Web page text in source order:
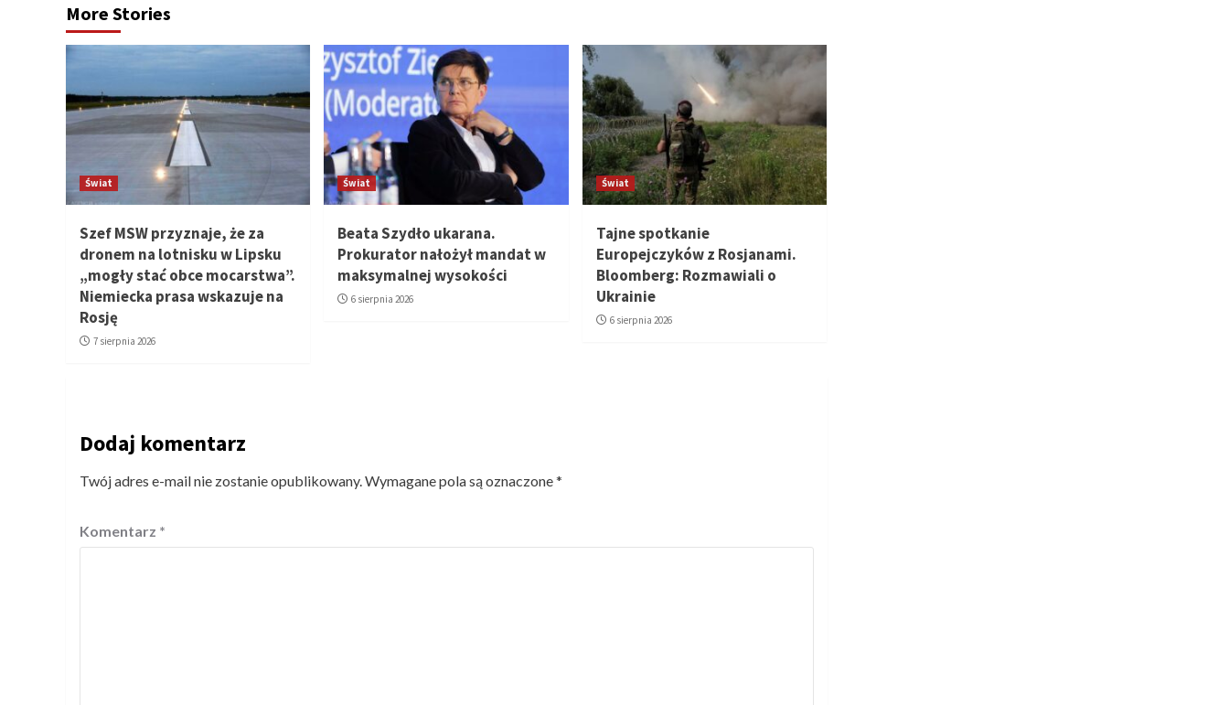
More Stories
Świat
Szef MSW przyznaje, że za
dronem na lotnisku w Lipsku
„mogły stać obce mocarstwa”.
Niemiecka prasa wskazuje na
Rosję
7 sierpnia 2026
Świat
Beata Szydło ukarana.
Prokurator nałożył mandat w
maksymalnej wysokości
6 sierpnia 2026
Świat
Tajne spotkanie
Europejczyków z Rosjanami.
Bloomberg: Rozmawiali o
Ukrainie
6 sierpnia 2026
Dodaj komentarz
Twój adres e-mail nie zostanie opublikowany.Wymagane pola są oznaczone*
Komentarz *